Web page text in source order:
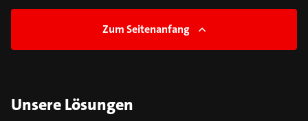
Zum Seitenanfang
Unsere Lösungen